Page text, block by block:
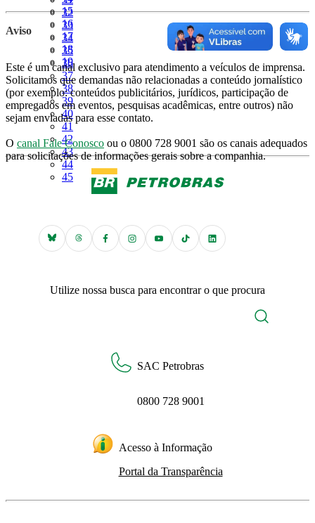
Página
15
Página
16
Página
17
Página
18
Página
19
Página
32
Página
33
Página
34
Página
35
Página
36
Página
37
Página
38
Página
39
Página
40
Página
41
Página
42
Página
43
Página
44
Página
45
Aviso
Este é um canal exclusivo para atendimento a veículos de imprensa.
Solicitamos que demandas não relacionadas a conteúdo jornalístico
(por exemplo: conteúdos publicitários, jurídicos, participação de
empregados em eventos, pesquisas acadêmicas, entre outros) não
sejam enviadas para esse contato.
O canal Fale Conosco ou o 0800 728 9001 são os canais adequados
para solicitações de informações gerais sobre a companhia.
Utilize nossa busca para encontrar o que procura
SAC Petrobras
0800 728 9001
Acesso à Informação
Portal da Transparência